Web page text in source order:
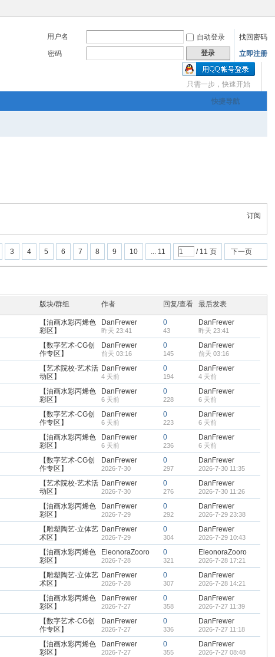
用户名 自动登录
找回密码
密码
登录 立即注册
只需一步，快速开始
快捷导航
友画廊官方主办，希
有充裕的业余上网时
订阅
3 4 5 6 7 8 9 10 ... 11 / 11 页 下一页
版块/群组 作者 回复/查看 最后发表
【油画水彩丙烯色
彩区】
DanFrewer
昨天 23:41
0
43
DanFrewer
昨天 23:41
【数字艺术·CG创
作专区】
DanFrewer
前天 03:16
0
145
DanFrewer
前天 03:16
【艺术院校·艺术活
动区】
DanFrewer
4 天前
0
194
DanFrewer
4 天前
【油画水彩丙烯色
彩区】
DanFrewer
6 天前
0
228
DanFrewer
6 天前
【数字艺术·CG创
作专区】
DanFrewer
6 天前
0
223
DanFrewer
6 天前
【油画水彩丙烯色
彩区】
DanFrewer
6 天前
0
236
DanFrewer
6 天前
【数字艺术·CG创
作专区】
DanFrewer
2026-7-30
0
297
DanFrewer
2026-7-30 11:35
【艺术院校·艺术活
动区】
DanFrewer
2026-7-30
0
276
DanFrewer
2026-7-30 11:26
【油画水彩丙烯色
彩区】
DanFrewer
2026-7-29
0
292
DanFrewer
2026-7-29 23:38
【雕塑陶艺·立体艺
术区】
DanFrewer
2026-7-29
0
304
DanFrewer
2026-7-29 10:43
【油画水彩丙烯色
彩区】
EleonoraZooro
2026-7-28
0
321
EleonoraZooro
2026-7-28 17:21
【雕塑陶艺·立体艺
术区】
DanFrewer
2026-7-28
0
307
DanFrewer
2026-7-28 14:21
【油画水彩丙烯色
彩区】
DanFrewer
2026-7-27
0
358
DanFrewer
2026-7-27 11:39
【数字艺术·CG创
作专区】
DanFrewer
2026-7-27
0
336
DanFrewer
2026-7-27 11:18
【油画水彩丙烯色
彩区】
DanFrewer
2026-7-27
0
355
DanFrewer
2026-7-27 08:48